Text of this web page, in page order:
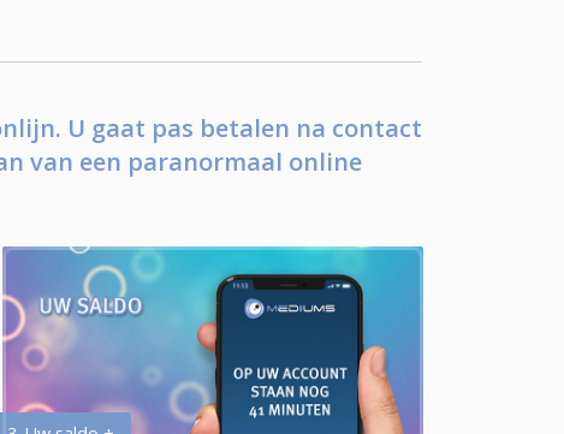
U gaat pas betalen na contact
van een paranormaal online